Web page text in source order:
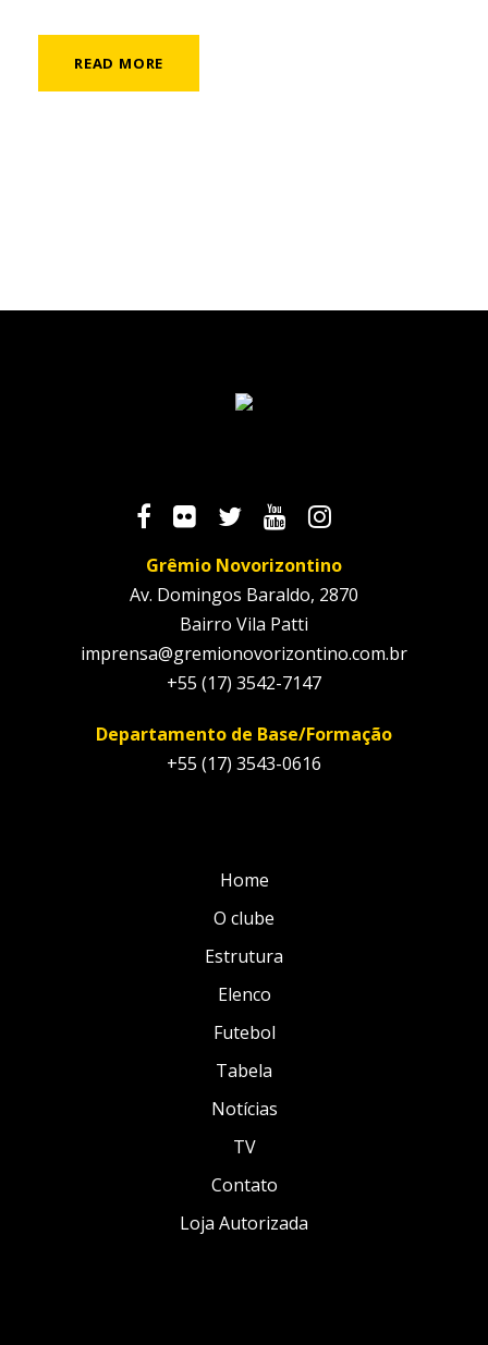
READ MORE
Grêmio Novorizontino
Av. Domingos Baraldo, 2870
Bairro Vila Patti
imprensa@gremionovorizontino.com.br
+55 (17) 3542-7147
Departamento de Base/Formação
+55 (17) 3543-0616
Home
O clube
Estrutura
Elenco
Futebol
Tabela
Notícias
TV
Contato
Loja Autorizada